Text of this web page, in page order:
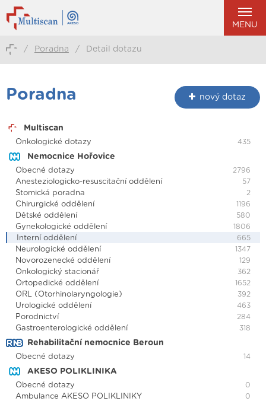
MENU
/ Poradna / Detail dotazu
Poradna nový dotaz
Multiscan
Onkologické dotazy 435
Nemocnice Hořovice
Obecné dotazy 2796
Anesteziologicko-resuscitační oddělení 57
Stomická poradna 2
Chirurgické oddělení 1196
Dětské oddělení 580
Gynekologické oddělení 1806
Interní oddělení 665
Neurologické oddělení 1347
Novorozenecké oddělení 129
Onkologický stacionář 362
Ortopedické oddělení 1652
ORL (Otorhinolaryngologie) 392
Urologické oddělení 463
Porodnictví 284
Gastroenterologické oddělení 318
Rehabilitační nemocnice Beroun
Obecné dotazy 14
AKESO POLIKLINIKA
Obecné dotazy 0
Ambulance AKESO POLIKLINIKY 0